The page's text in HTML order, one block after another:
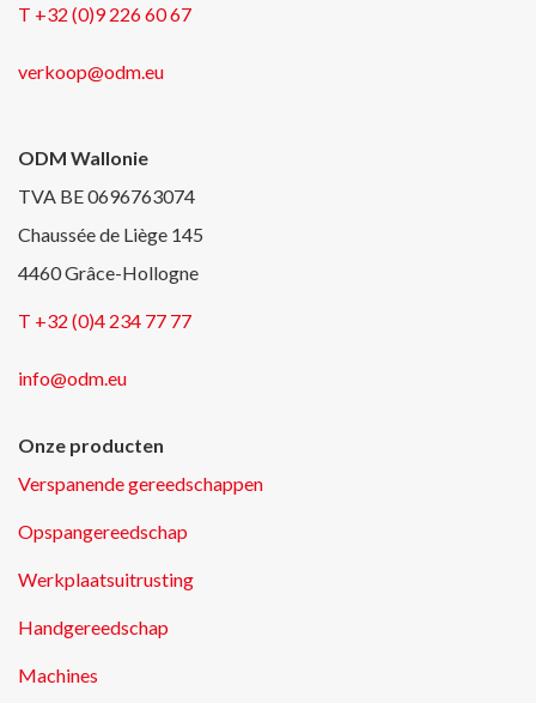
T +32 (0)9 226 60 67
verkoop@odm.eu
ODM Wallonie
TVA BE 0696763074
Chaussée de Liège 145
4460 Grâce-Hollogne
T +32 (0)4 234 77 77
info@odm.eu
Onze producten
Verspanende gereedschappen
Opspangereedschap
Werkplaatsuitrusting
Handgereedschap
Machines